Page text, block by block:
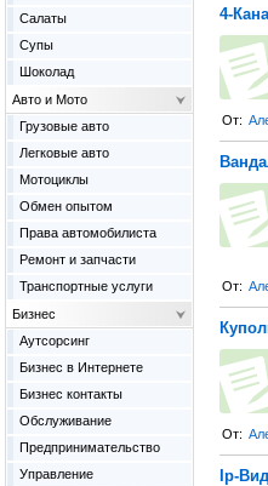
4-
От:
От:
От:
Ip-
Салаты
Супы
Шоколад
Авто и Мото
Грузовые авто
Легковые авто
Мотоциклы
Обмен опытом
Права автомобилиста
Ремонт и запчасти
Транспортные услуги
Бизнес
Аутсорсинг
Бизнес в Интернете
Бизнес контакты
Обслуживание
Предпринимательство
Управление